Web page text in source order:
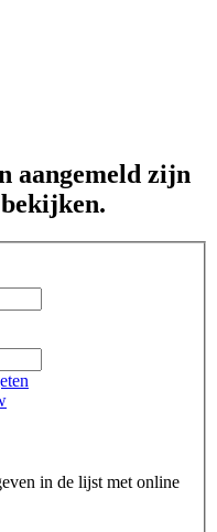
aangemeld zijn
in de lijst met online